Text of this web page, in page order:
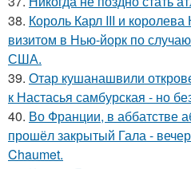
38. Король Карл III и
визитом в Нью-йорк по
США.
39. Отар кушанашвили
к Настасья самбурская - но
40. Во Франции, в аббатстве
прошёл закрытый Гала -
Chaumet.